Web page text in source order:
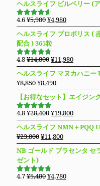
た。
す。
¥27,600
で
し
た。
は
¥19,800
で
す。
価
価
格
は
¥13,800
で
し
た。
の
格
は
す。
ヘルスライフ ビルベリー (
5段階で
4.63の評
価
4.6¥5,980元
の
価
格
は
¥5,980
で
し
た。
¥4,980現
在
の
格
は
¥4,980
す。
ヘルスライフ プロポリス (
配合 ) 365粒
5段階で
4.76の評
価
4.8¥14,800元
の
価
格
は
¥14,800
で
し
た。
¥11,980現
在
の
格
¥11,980
で
ヘルスライフ マヌカハニー
¥8,850元
の
価
格
は
¥8,850
で
し
た。
¥8,490現
在
の
価
格
は
¥8,490
で
【お得なセット】エイジン
5段階で
4.83の評
価
4.8¥28,400元
の
価
格
は
で
し
¥19,800現
在
の
格
ヘルスライフ NMN＋PQQ
¥23,800元
の
価
格
は
¥11,800現
在
の
格
NB ゴールド プラセンタ セ
ゼント)
5段階で
4.7¥5,480元
¥4,780現